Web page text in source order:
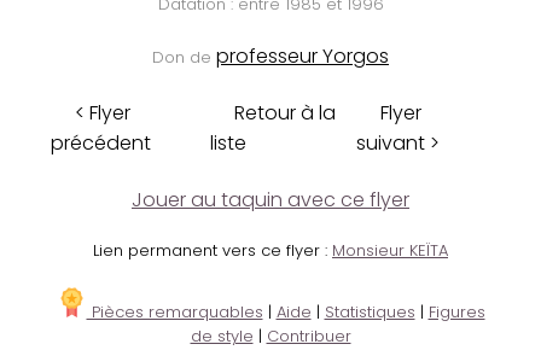
Don de professeur Yorgos
< Flyer
précédent
Retour à la
liste
Flyer
suivant >
Jouer au taquin avec ce flyer
Lien permanent vers ce flyer : Monsieur KEÏTA
Pièces remarquables | Aide | Statistiques | Figures
de style | Contribuer